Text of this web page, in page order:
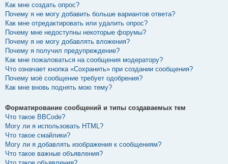
Как мне создать опрос?
Почему я не могу добавить больше вариантов ответа?
Как мне отредактировать или удалить опрос?
Почему мне недоступны некоторые форумы?
Почему я не могу добавлять вложения?
Почему я получил предупреждение?
Как мне пожаловаться на сообщения модератору?
Что означает кнопка «Сохранить» при создании сообщения?
Почему моё сообщение требует одобрения?
Как мне вновь поднять мою тему?
Форматирование сообщений и типы создаваемых тем
Что такое BBCode?
Могу ли я использовать HTML?
Что такое смайлики?
Могу ли я добавлять изображения к сообщениям?
Что такое важные объявления?
Что такое объявления?